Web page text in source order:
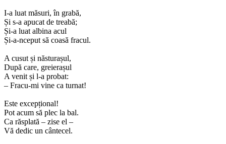
I-a luat măsuri, în grabă,
Și s-a apucat de treabă;
Și-a luat albina acul
Și-a-nceput să coasă fracul.
A cusut și năsturașul,
După care, greierașul
A venit și l-a probat:
– Fracu-mi vine ca turnat!
Este excepțional!
Pot acum să plec la bal.
Ca răsplată – zise el –
Vă dedic un cântecel.